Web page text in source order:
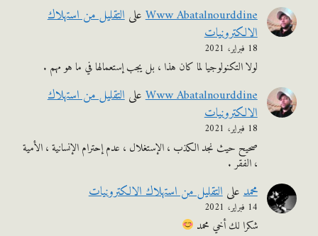
Www Abatalnourddineعلىالتقليل من استهلاك
الالكترونيات
لولا التكنولوجيا لما كان هذا ، بل يجب إستعمالها في ما هو مهم .
Www Abatalnourddineعلىالتقليل من استهلاك
الالكترونيات
صحيح حيث نجد الكذب ، الإستغلال ، عدم إحترام الإنسانية ، الأمية
محمدعلى التقليل من استهلاك الالكترونيات
14 فبراير، 2021
شكرا لك أخي محمد